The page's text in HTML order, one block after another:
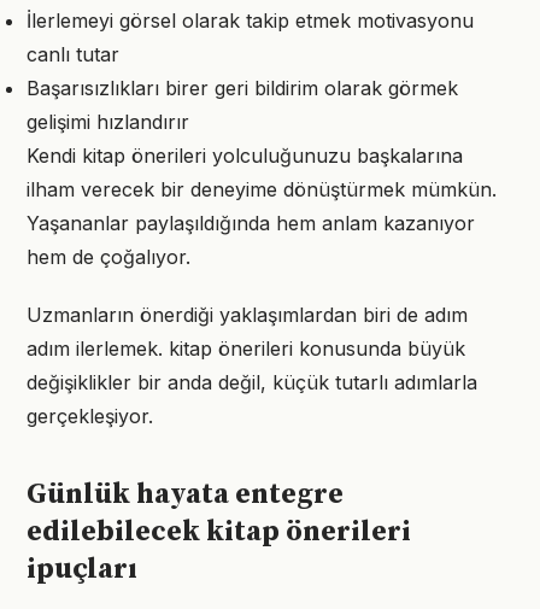
İlerlemeyi görsel olarak takip etmek motivasyonu
canlı tutar
Başarısızlıkları birer geri bildirim olarak görmek
gelişimi hızlandırır
Kendi kitap önerileri yolculuğunuzu başkalarına
ilham verecek bir deneyime dönüştürmek mümkün.
Yaşananlar paylaşıldığında hem anlam kazanıyor
hem de çoğalıyor.
Uzmanların önerdiği yaklaşımlardan biri de adım
adım ilerlemek. kitap önerileri konusunda büyük
değişiklikler bir anda değil, küçük tutarlı adımlarla
gerçekleşiyor.
Günlük hayata entegre
edilebilecek kitap önerileri
ipuçları